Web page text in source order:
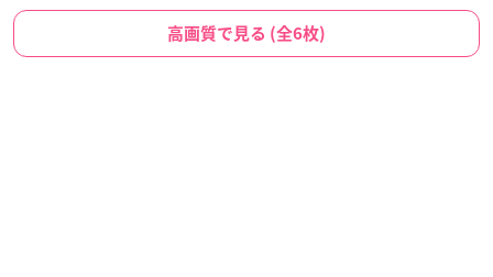
高画質で見る (全6枚)